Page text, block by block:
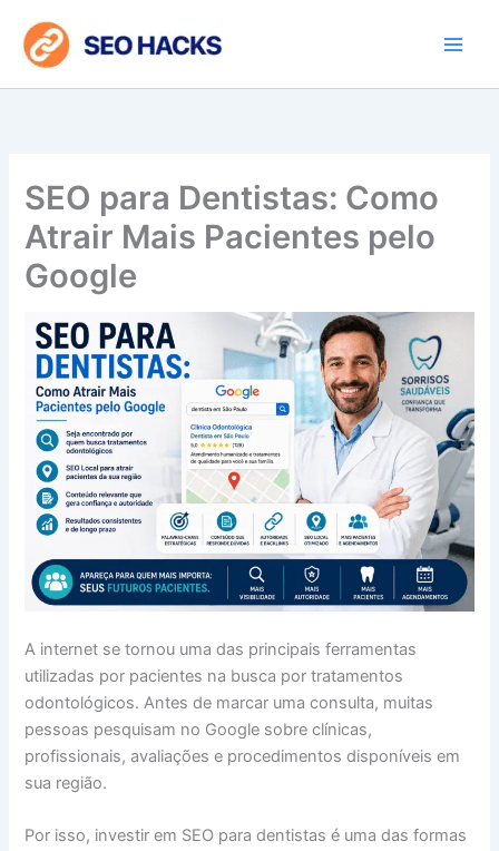
para
conteúdo
SEO para Dentistas: Como
Atrair Mais Pacientes pelo
Google
A internet se tornou uma das principais ferramentas
utilizadas por pacientes na busca por tratamentos
odontológicos. Antes de marcar uma consulta, muitas
pessoas pesquisam no Google sobre clínicas,
profissionais, avaliações e procedimentos disponíveis em
sua região.
Por isso, investir em SEO para dentistas é uma das formas